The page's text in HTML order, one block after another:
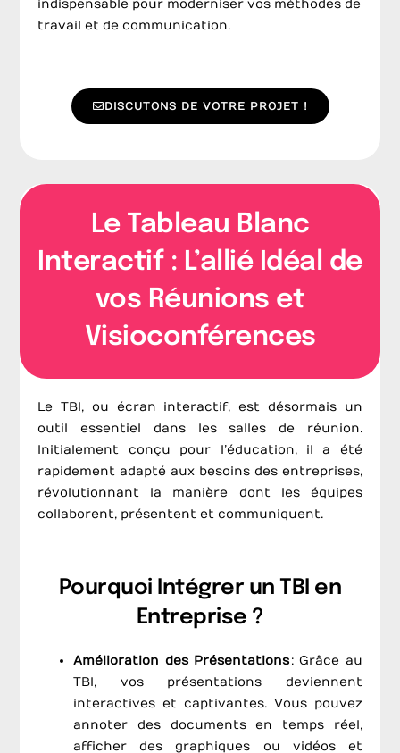
indispensable pour moderniser vos méthodes de
travail et de communication.
DISCUTONS DE VOTRE PROJET !
Le Tableau Blanc
Interactif : L’allié Idéal de
vos Réunions et
Visioconférences
Le TBI, ou écran interactif, est désormais un
outil essentiel dans les salles de réunion.
Initialement conçu pour l’éducation, il a été
rapidement adapté aux besoins des entreprises,
révolutionnant la manière dont les équipes
collaborent, présentent et communiquent.
Pourquoi Intégrer un TBI en
Entreprise ?
Amélioration des Présentations: Grâce au
TBI, vos présentations deviennent
interactives et captivantes. Vous pouvez
annoter des documents en temps réel,
afficher des graphiques ou vidéos et